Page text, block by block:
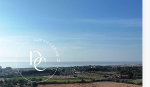
et l'analyse du comportement des
Les informations collectées via ce